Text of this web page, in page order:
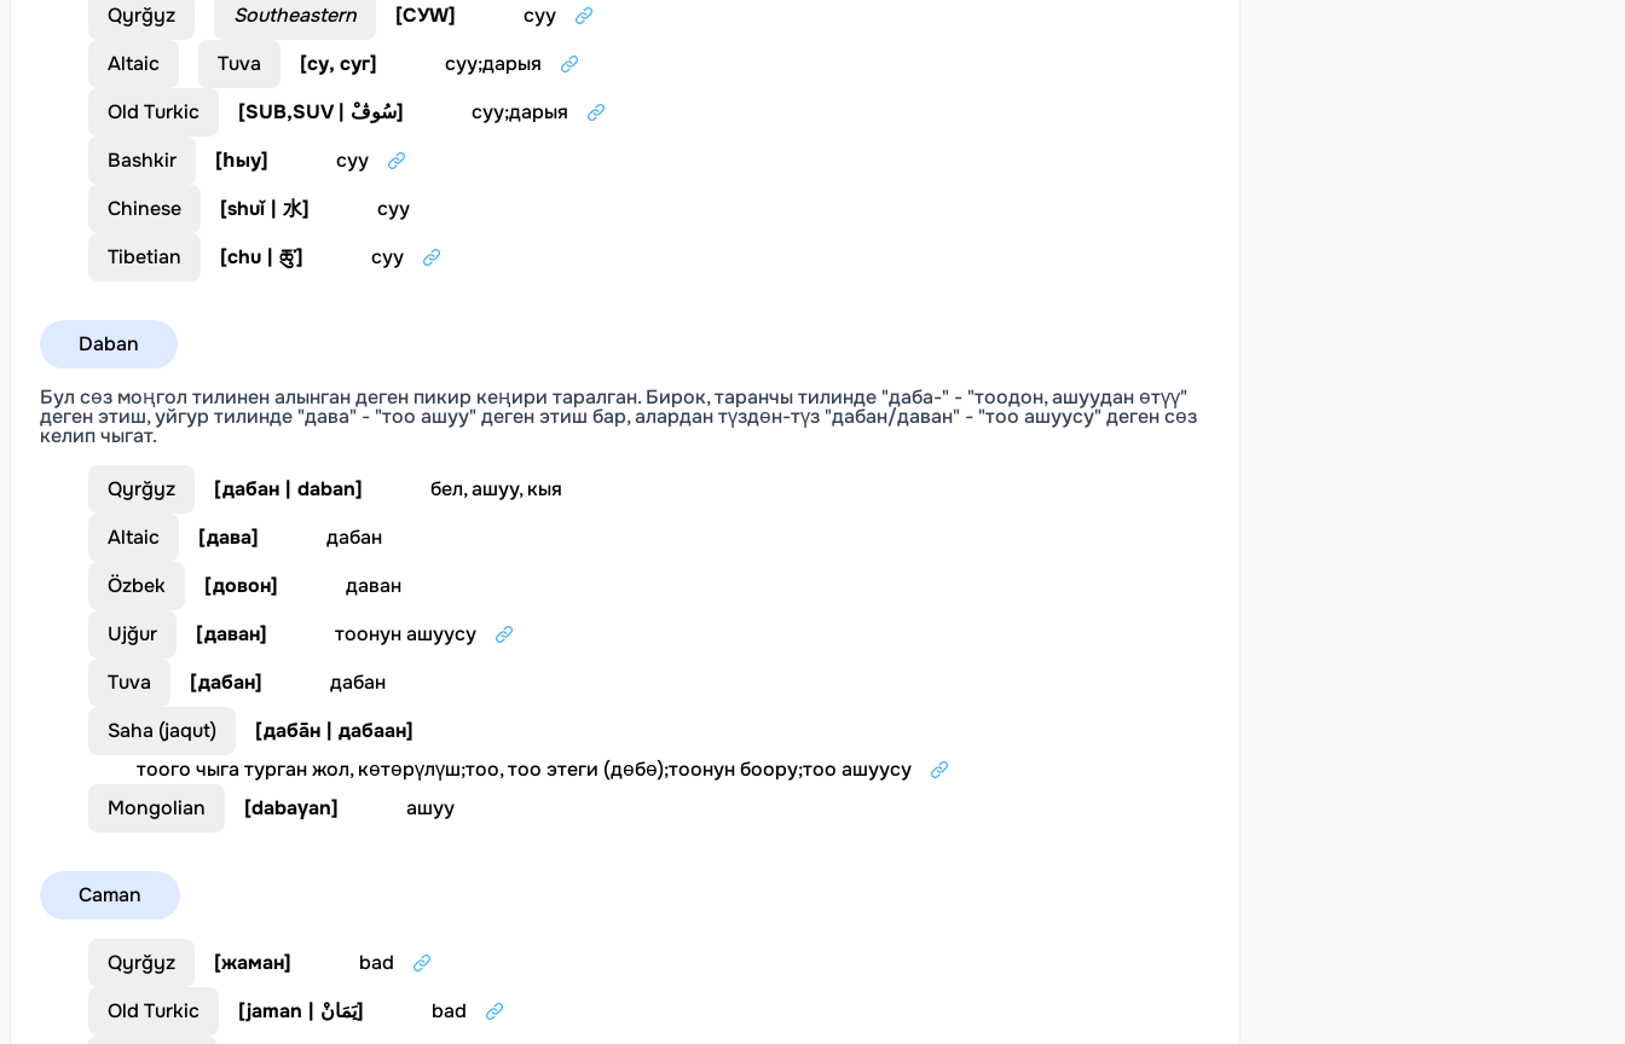
Qyrğyz
Southeastern [СУW]
суу
Altaic
Tuva [су, суг] суу;дарыя
Old Turkic
[ SUB,SUV | سُوڤْ] суу;дарыя
Bashkir
[һыу]
суу
Chinese
[shuǐ | 水]
суу
Tibetian
[chu | ཆུ་] суу
Daban
Бул сөз моңгол тилинен алынган деген пикир кеңири таралган. Бирок, таранчы тилинде "даба-" - "тоодон, ашуудан өтүү"
деген этиш, уйгур тилинде "дава" - "тоо ашуу" деген этиш бар, алардан түздөн-түз "дабан/даван" - "тоо ашуусу" деген сөз
келип чыгат.
Qyrğyz [дабан | daban]
бел, ашуу, кыя
Altaic
[дава]
дабан
Özbek
[довон]
даван
Ujğur
[даван]
тоонун ашуусу
Tuva
[дабан]
дабан
Saha (jaqut)
[дабāн | дабаан]
тоого чыга турган жол, көтөрүлүш;тоо, тоо этеги (дөбө);тоонун боору;тоо ашуусу
Mongolian
[dabaγan] ашуу
Caman
Qyrğyz [жаман]
bad
Old Turkic
[ jaman | يَمَانْ]
bad